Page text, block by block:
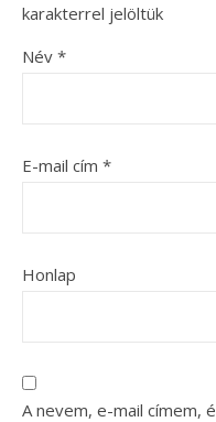
karakterrel jelöltük
Név *
E-mail cím *
Honlap
A nevem, e-mail címem,